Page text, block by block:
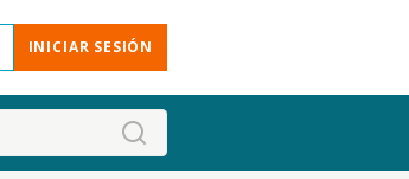
INICIAR SESIÓN